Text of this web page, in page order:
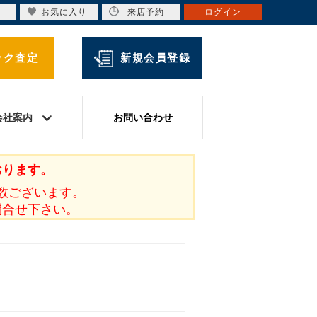
査定 新規会員登録
社案内 お問い合わせ
ます。
ざいます。
せ下さい。
お気に入り 来店予約 ログイン